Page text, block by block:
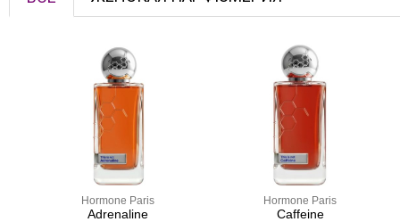
Hormone Paris
Adrenaline
Hormone Paris
Caffeine